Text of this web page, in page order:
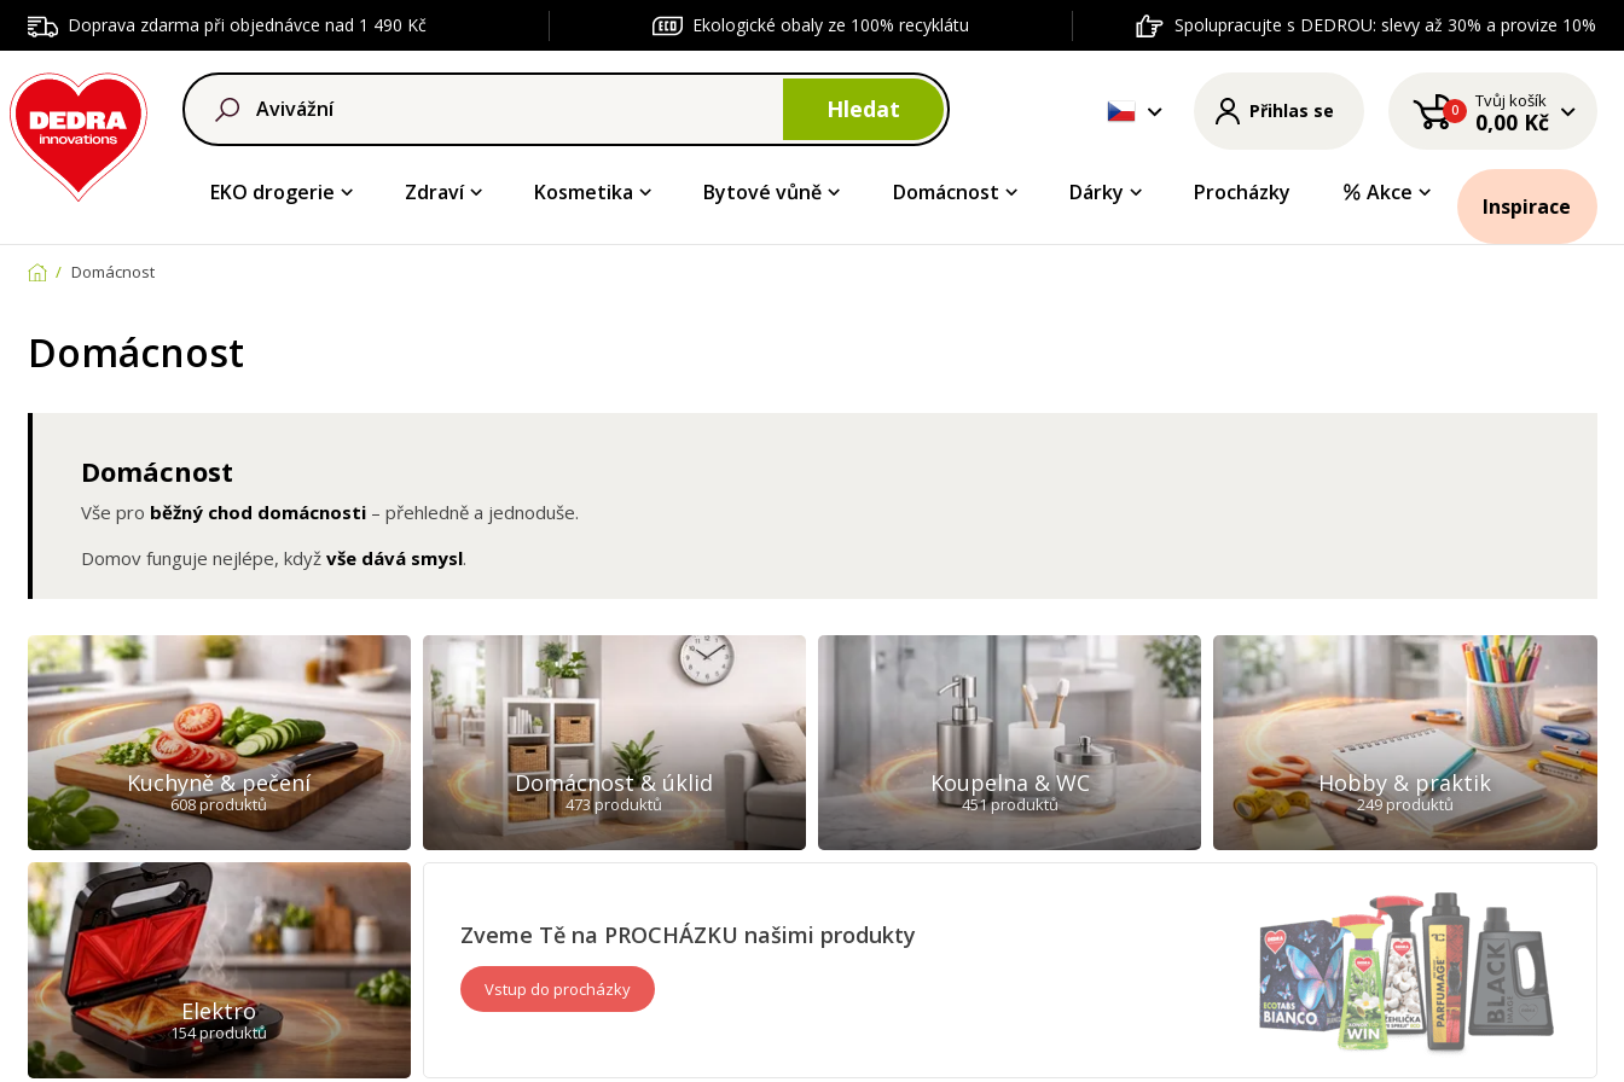
Doprava zdarma při objednávce nad 1 490 Kč Ekologické obaly ze 100% recyklátu Spolupracujte s DEDROU: slevy až 30% a provize 10%
Hledat Přihlas se 0 Tvůj košík
0,00 Kč
EKO drogerie Zdraví Kosmetika Bytové vůně Domácnost Dárky Procházky Akce
Inspirace
Domácnost
Domácnost
Domácnost
Vše pro běžný chod domácnosti– přehledně a jednoduše.
Domov funguje nejlépe, když vše dává smysl.
Kuchyně & pečení
608 produktů
Domácnost & úklid
473 produktů
Koupelna & WC
451 produktů
Hobby & praktik
249 produktů
Elektro
154 produktů
Zveme Tě na PROCHÁZKU našimi produkty
Vstup do procházky